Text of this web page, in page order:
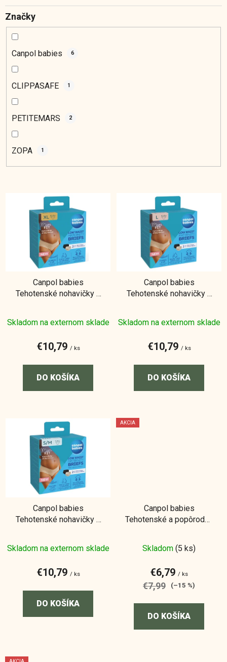
Značky
Canpol babies 6
CLIPPASAFE 1
PETITEMARS 2
ZOPA 1
k
Canpol babies
Tehotenské nohavičky s
Skladom na externom sklade
€10,79 / ks
DO KOŠÍKA
Canpol babies
Tehotenské nohavičky s
Skladom na externom sklade
€10,79 / ks
DO KOŠÍKA
Canpol babies
Tehotenské nohavičky s
Skladom na externom sklade
€10,79 / ks
DO KOŠÍKA
AKCIA
Canpol babies
Tehotenské a popôrodné
Skladom (5 ks)
€6,79 / ks
€7,99 (–15 %)
DO KOŠÍKA